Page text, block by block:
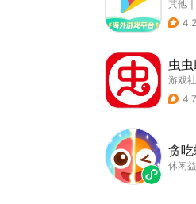
其他
4.2
虫
游戏
4.7
贪
休闲